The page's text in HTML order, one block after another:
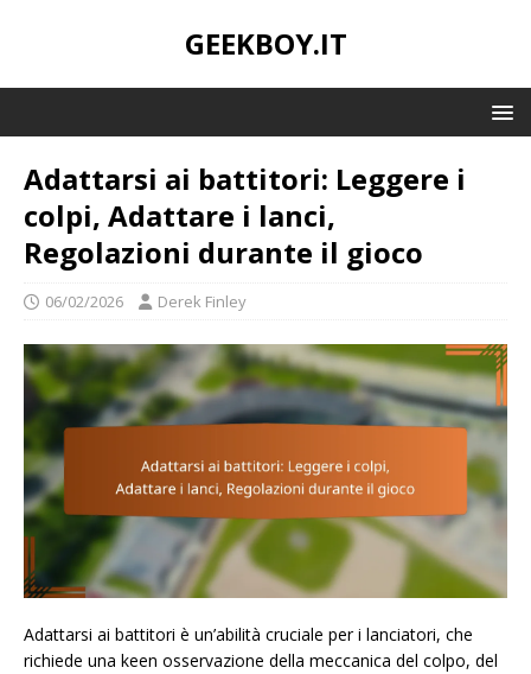
GEEKBOY.IT
Adattarsi ai battitori: Leggere i
colpi, Adattare i lanci,
Regolazioni durante il gioco
06/02/2026 Derek Finley
Adattarsi ai battitori è un’abilità cruciale per i lanciatori, che
richiede una keen osservazione della meccanica del colpo, del